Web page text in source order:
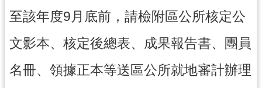
至該年度9月底前，請檢附區公所核定公
文影本、核定後總表、成果報告書、團員
名冊、領據正本等送區公所就地審計辦理